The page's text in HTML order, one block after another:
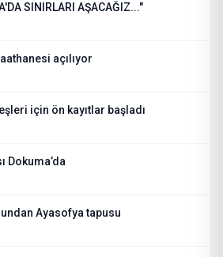
SINIRLARI AŞACAĞIZ..."
açılıyor
için ön kayıtlar başladı
Dokuma’da
Ayasofya tapusu